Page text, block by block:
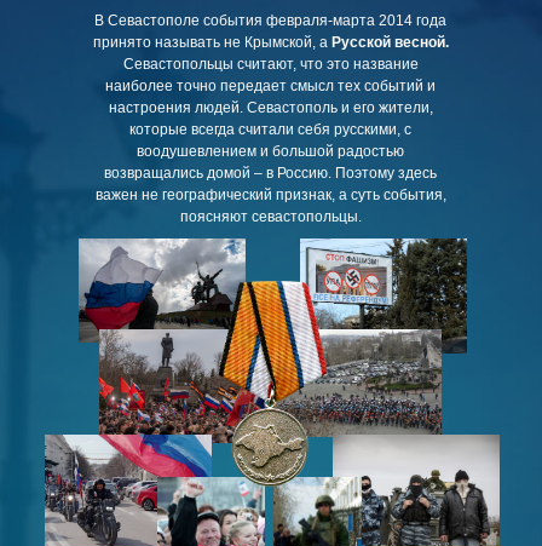
В Севастополе события февраля-марта 2014 года
принято называть не Крымской, а Русской весной.
Севастопольцы считают, что это название
наиболее точно передает смысл тех событий и
настроения людей. Севастополь и его жители,
которые всегда считали себя русскими, с
воодушевлением и большой радостью
возвращались домой – в Россию. Поэтому здесь
важен не географический признак, а суть события,
поясняют севастопольцы.